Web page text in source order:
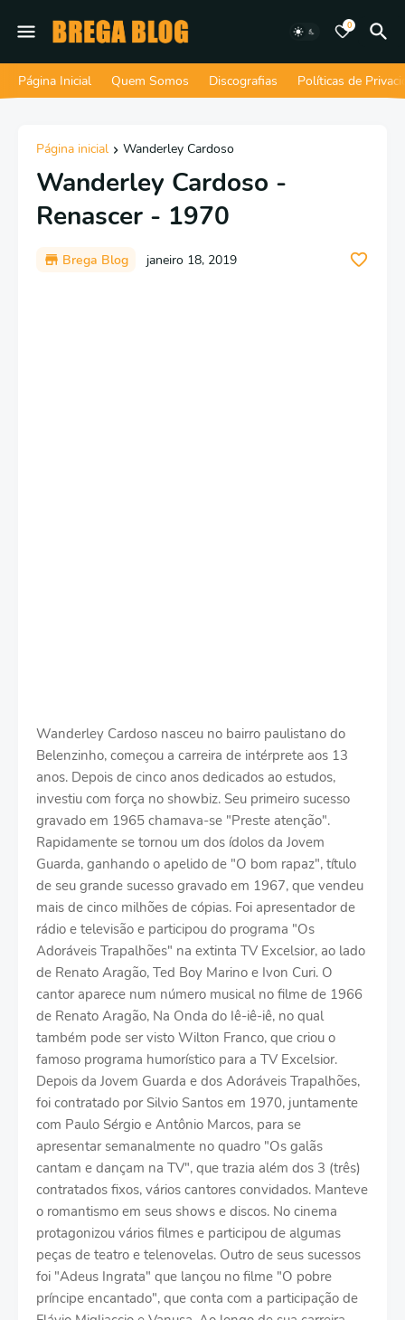
0
Página Inicial Quem Somos Discografias Políticas de
Página inicial Wanderley Cardoso
Wanderley Cardoso -
Renascer - 1970
Brega Blog janeiro 18, 2019
Wanderley Cardoso nasceu no bairro paulistano do
Belenzinho, começou a carreira de intérprete aos 13
anos. Depois de cinco anos dedicados ao estudos,
investiu com força no showbiz. Seu primeiro sucesso
gravado em 1965 chamava-se "Preste atenção".
Rapidamente se tornou um dos ídolos da Jovem
Guarda, ganhando o apelido de "O bom rapaz", título
de seu grande sucesso gravado em 1967, que vendeu
mais de cinco milhões de cópias. Foi apresentador de
rádio e televisão e participou do programa "Os
Adoráveis Trapalhões" na extinta TV Excelsior, ao lado
de Renato Aragão, Ted Boy Marino e Ivon Curi. O
cantor aparece num número musical no filme de 1966
de Renato Aragão, Na Onda do Iê-iê-iê, no qual
também pode ser visto Wilton Franco, que criou o
famoso programa humorístico para a TV Excelsior.
Depois da Jovem Guarda e dos Adoráveis Trapalhões,
foi contratado por Silvio Santos em 1970, juntamente
com Paulo Sérgio e Antônio Marcos, para se
apresentar semanalmente no quadro "Os galãs
cantam e dançam na TV", que trazia além dos 3 (três)
contratados fixos, vários cantores convidados. Manteve
o romantismo em seus shows e discos. No cinema
protagonizou vários filmes e participou de algumas
peças de teatro e telenovelas. Outro de seus sucessos
foi "Adeus Ingrata" que lançou no filme "O pobre
príncipe encantado", que conta com a participação de